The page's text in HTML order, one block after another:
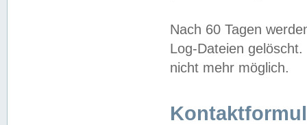
Nach 60 Tagen
Log-Dateien
nicht mehr möglich.